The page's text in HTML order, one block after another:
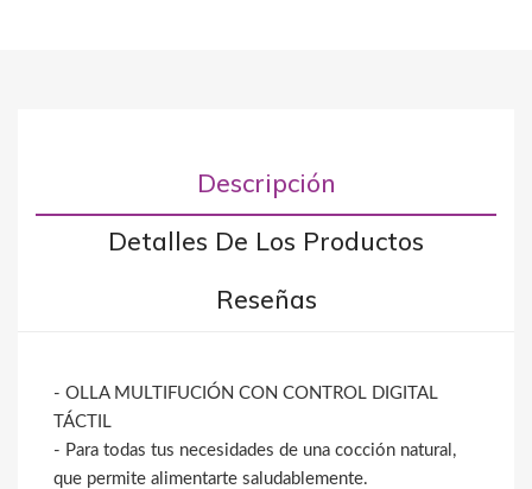
Descripción
Detalles De Los Productos
Reseñas
- OLLA MULTIFUCIÓN CON CONTROL DIGITAL
TÁCTIL
- Para todas tus necesidades de una cocción natural,
que permite alimentarte saludablemente.